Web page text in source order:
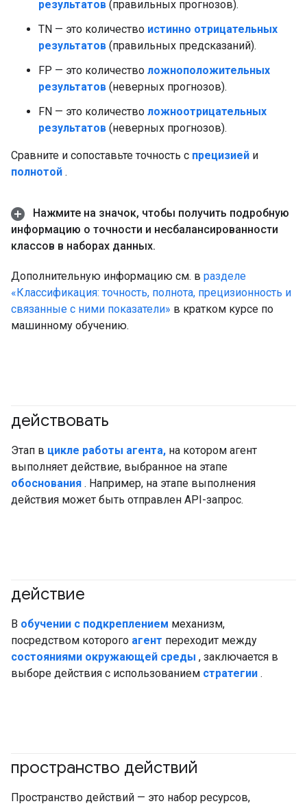
результатов (правильных прогнозов).
TN — это количество истинно отрицательных
результатов (правильных предсказаний).
FP — это количество ложноположительных
результатов (неверных прогнозов).
FN — это количество ложноотрицательных
результатов (неверных прогнозов).
Сравните и сопоставьте точность с прецизией и
полнотой .
Нажмите на значок, чтобы получить подробную
информацию о точности и несбалансированности
классов в наборах данных.
Дополнительную информацию см. в разделе
«Классификация: точность, полнота, прецизионность и
связанные с ними показатели» в кратком курсе по
машинному обучению.
действовать
Этап в цикле работы агента, на котором агент
выполняет действие, выбранное на этапе
обоснования . Например, на этапе выполнения
действия может быть отправлен API-запрос.
действие
В обучении с подкреплением механизм,
посредством которого агент переходит между
состояниями окружающей среды , заключается в
выборе действия с использованием стратегии .
пространство действий
Пространство действий — это набор ресурсов,